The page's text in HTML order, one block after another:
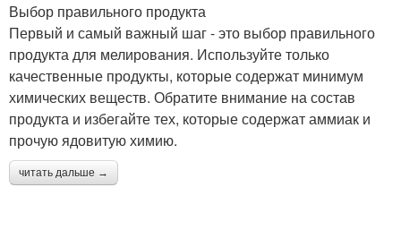
Выбор правильного продукта
Первый и самый важный шаг - это выбор правильного
продукта для мелирования. Используйте только
качественные продукты, которые содержат минимум
химических веществ. Обратите внимание на состав
продукта и избегайте тех, которые содержат аммиак и
прочую ядовитую химию.
читать дальше →